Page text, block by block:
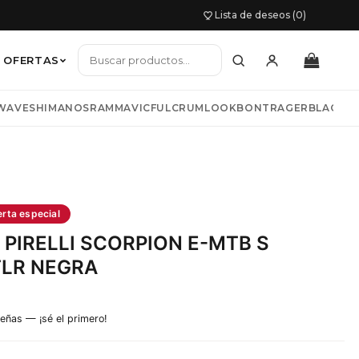
Lista de deseos (0)
COLNAGO
chaquetas
OFERTAS
SHIMANOSRAM MAVICFULCRUM LOOKBONTRAGER
especial
SCORPION E-MTB S
NEGRA
— ¡sé el primero!